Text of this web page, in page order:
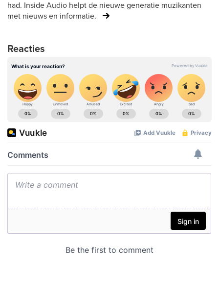
had. Inside Audio helpt de nieuwe generatie muzikanten
met nieuws en informatie.
Reacties